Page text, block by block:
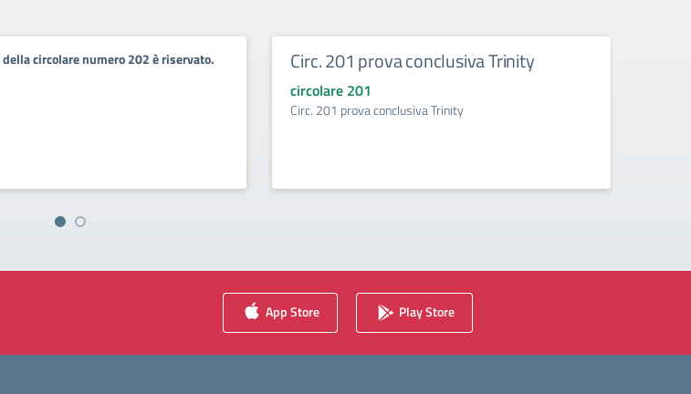
circolare numero 202 è riservato. Circ. 201 prova conclusiva Trinity
circolare 201
Circ. 201 prova conclusiva Trinity
App Store Play Store